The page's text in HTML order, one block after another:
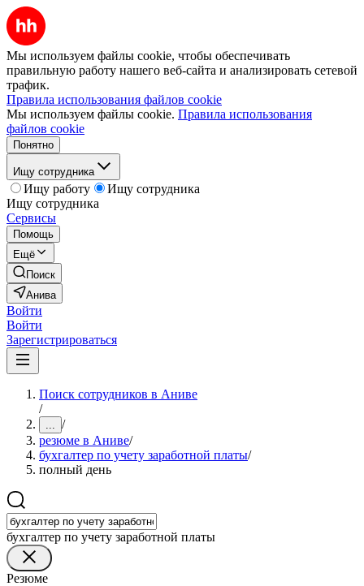
Мы используем файлы cookie, чтобы обеспечивать
правильную работу нашего веб-сайта и анализировать сетевой
трафик.
Правила использования файлов cookie
Мы используем файлы cookie. Правила использования
файлов cookie
Понятно
Ищу сотрудника
Ищу работу
Ищу сотрудника
Ищу сотрудника
Сервисы
Помощь
Ещё
Поиск
Анива
Войти
Войти
Зарегистрироваться
Поиск сотрудников в Аниве
/
... /
резюме в Аниве/
бухгалтер по учету заработной платы/
полный день
бухгалтер по учету заработной платы
Резюме